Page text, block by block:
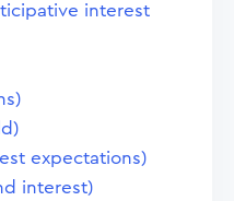
interest
expectations)
interest)